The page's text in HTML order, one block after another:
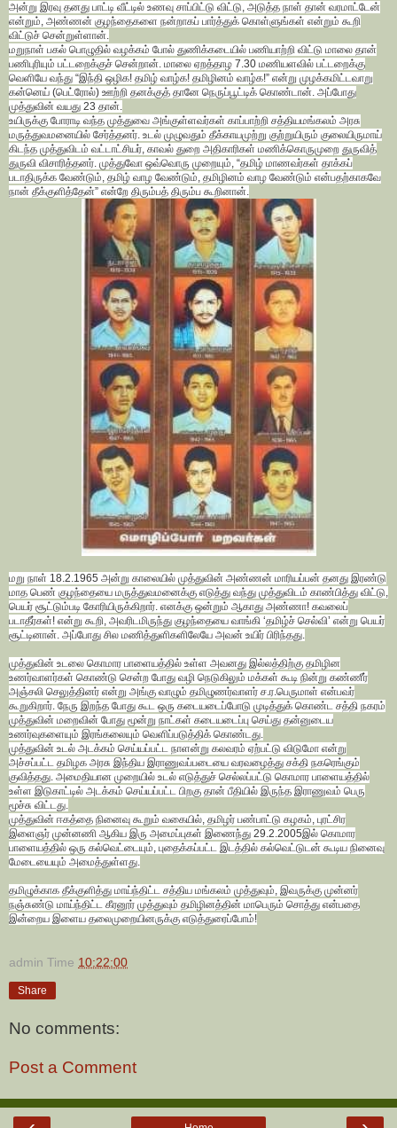
அன்று இரவு தனது பாட்டி வீட்டில் உணவு சாப்பிட்டு விட்டு, அடுத்த நாள் தான் வரமாட்டேன்
என்றும், அண்ணன் குழந்தைகளை நன்றாகப் பார்த்துக் கொள்ளுங்கள் என்றும் கூறி
விட்டுச் சென்றுள்ளான்.
மறுநாள் பகல் பொழுதில் வழக்கம் போல் துணிக்கடையில் பணியாற்றி விட்டு மாலை தான்
பணிபுரியும் பட்டறைக்குச் சென்றான். மாலை ஏறத்தாழ 7.30 மணியளவில் பட்டறைக்கு
வெளியே வந்து “இந்தி ஒழிக! தமிழ் வாழ்க! தமிழினம் வாழ்க!” என்று முழக்கமிட்டவாறு
கன்னெய் (பெட்ரோல்) ஊற்றி தனக்குத் தானே நெருப்பூட்டிக் கொண்டான். அப்போது
முத்துவின் வயது 23 தான்.
உயிருக்கு போராடி வந்த முத்துவை அங்குள்ளவர்கள் காப்பாற்றி சத்தியமங்கலம் அரசு
மருத்துவமனையில் சேர்த்தனர். உடல் முழுவதும் தீக்காயமுற்று குற்றுயிரும் குலையிருமாய்
கிடந்த முத்துவிடம் வட்டாட்சியர், காவல் துறை அதிகாரிகள் மணிக்கொருமுறை துருவித்
துருவி விசாரித்தனர். முத்துவோ ஒவ்வொரு முறையும், “தமிழ் மாணவர்கள் தாக்கப்
படாதிருக்க வேண்டும், தமிழ் வாழ வேண்டும், தமிழினம் வாழ வேண்டும் என்பதற்காகவே
நான் தீக்குளித்தேன்” என்றே திரும்பத் திரும்ப கூறினான்.
மறு நாள் 18.2.1965 அன்று காலையில் முத்துவின் அண்ணன் மாரியப்பன் தனது இரண்டு
மாத பெண் குழந்தையை மருத்துவமனைக்கு எடுத்து வந்து முத்துவிடம் காண்பித்து விட்டு,
பெயர் சூட்டும்படி கோரியிருக்கிறார். எனக்கு ஒன்றும் ஆகாது அண்ணா! கவலைப்
படாதீர்கள்! என்று கூறி, அவரிடமிருந்து குழந்தையை வாங்கி ‘தமிழ்ச் செல்வி’ என்று பெயர்
சூட்டினான். அப்போது சில மணித்துளிகளிலேயே அவன் உயிர் பிரிந்தது.
முத்துவின் உடலை கொமார பாளையத்தில் உள்ள அவனது இல்லத்திற்கு தமிழின
உணர்வாளர்கள் கொண்டு சென்ற போது வழி நெடுகிலும் மக்கள் கூடி நின்று கண்ணீர்
அஞ்சலி செலுத்தினர் என்று அங்கு வாழும் தமிழுணர்வாளர் ச.ர.பெருமாள் என்பவர்
கூறுகிறார். நேரு இறந்த போது கூட ஒரு கடையடைப்போடு முடித்துக் கொண்ட சத்தி நகரம்
முத்துவின் மறைவின் போது மூன்று நாட்கள் கடையடைப்பு செய்து தன்னுடைய
உணர்வுகளையும் இரங்கலையும் வெளிப்படுத்திக் கொண்டது.
முத்துவின் உடல் அடக்கம் செய்யப்பட்ட நாளன்று கலவரம் ஏற்பட்டு விடுமோ என்று
அச்சப்பட்ட தமிழக அரசு இந்திய இராணுவப்படையை வரவழைத்து சக்தி நகரெங்கும்
குவித்தது. அமைதியான முறையில் உடல் எடுத்துச் செல்லப்பட்டு கொமார பாளையத்தில்
உள்ள இடுகாட்டில் அடக்கம் செய்யப்பட்ட பிறகு தான் பீதியில் இருந்த இராணுவம் பெரு
மூச்சு விட்டது.
முத்துவின் ஈகத்தை நினைவு கூறும் வகையில், தமிழர் பண்பாட்டு கழகம், புரட்சிர
இளைஞர் முன்னணி ஆகிய இரு அமைப்புகள் இணைந்து 29.2.2005இல் கொமார
பாளையத்தில் ஒரு கல்வெட்டையும், புதைக்கப்பட்ட இடத்தில் கல்வெட்டுடன் கூடிய நினைவு
மேடையையும் அமைத்துள்ளது.
தமிழுக்காக தீக்குளித்து மாய்ந்திட்ட சத்திய மங்கலம் முத்துவும், இவருக்கு முன்னர்
நஞ்சுண்டு மாய்ந்திட்ட கீரனூர் முத்துவும் தமிழினத்தின் மாபெரும் சொத்து என்பதை
இன்றைய இளைய தலைமுறையினருக்கு எடுத்துரைப்போம்!
admin Time 10:22:00
Share
No comments:
Post a Comment